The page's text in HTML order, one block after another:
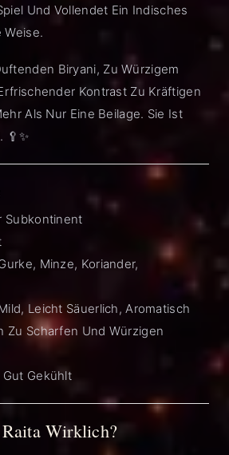
Und Vollendet Ein Indisches
Weise.
Biryani, Zu Würzigem
Kontrast Zu Kräftigen
Als Nur Eine Beilage. Sie Ist
🥄✨
Subkontinent
Minze, Koriander,
Leicht Säuerlich, Aromatisch
Zu Scharfen Und Würzigen
Gekühlt
Wirklich?